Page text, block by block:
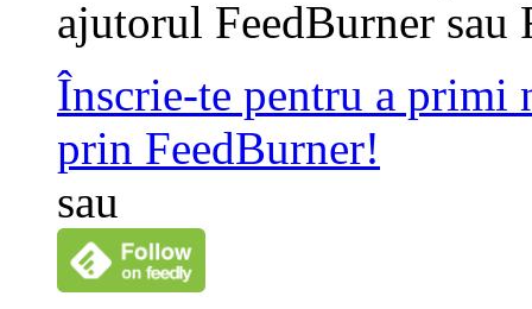
ajutorul FeedBurner sau
Înscrie-te pentru a primi
prin FeedBurner!
sau